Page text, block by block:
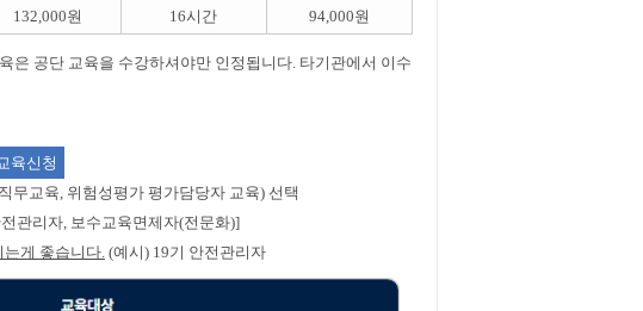
132,000원 16시간 94,000원
공단 교육을 수강하셔야만 인정됩니다. 타기관에서 이수
육신청
무교육, 위험성평가 평가담당자 교육) 선택
관리자, 보수교육면제자(전문화)]
게 좋습니다.(예시) 19기 안전관리자